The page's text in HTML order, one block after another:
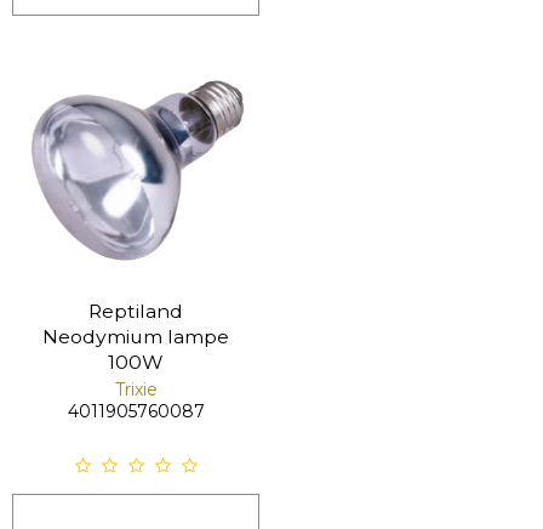
Reptiland
Neodymium lampe
100W
Trixie
4011905760087